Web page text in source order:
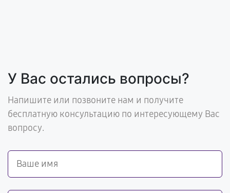
У Вас остались вопросы?
Напишите или позвоните нам и получите
бесплатную консультацию по интересующему Вас
вопросу.